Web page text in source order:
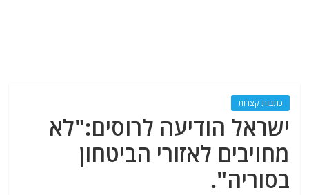
כתבות קצרות
ישראל הודיעה לרוסים:"לא
מחויבים לאזורי הביטחון
בסוריה".